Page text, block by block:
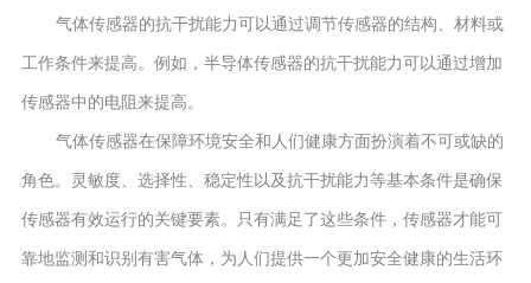
气体传感器的抗干扰能力可以通过调节传感器的结构、材料或
工作条件来提高。例如，半导体传感器的抗干扰能力可以通过增加
传感器中的电阻来提高。
气体传感器在保障环境安全和人们健康方面扮演着不可或缺的
角色。灵敏度、选择性、稳定性以及抗干扰能力等基本条件是确保
传感器有效运行的关键要素。只有满足了这些条件，传感器才能可
靠地监测和识别有害气体，为人们提供一个更加安全健康的生活环